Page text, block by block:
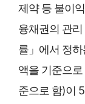
제약 등 불이
융채권의 관
률」에서 정
액을 기준으
준으로 함)이